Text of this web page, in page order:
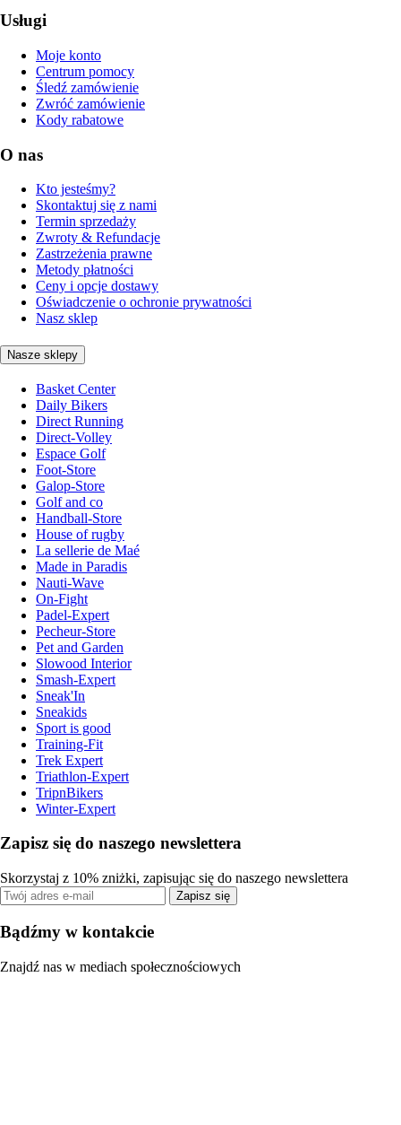
Usługi
Moje konto
Centrum pomocy
Śledź zamówienie
Zwróć zamówienie
Kody rabatowe
O nas
Kto jesteśmy?
Skontaktuj się z nami
Termin sprzedaży
Zwroty & Refundacje
Zastrzeżenia prawne
Metody płatności
Ceny i opcje dostawy
Oświadczenie o ochronie prywatności
Nasz sklep
Nasze sklepy
Basket Center
Daily Bikers
Direct Running
Direct-Volley
Espace Golf
Foot-Store
Galop-Store
Golf and co
Handball-Store
House of rugby
La sellerie de Maé
Made in Paradis
Nauti-Wave
On-Fight
Padel-Expert
Pecheur-Store
Pet and Garden
Slowood Interior
Smash-Expert
Sneak'In
Sneakids
Sport is good
Training-Fit
Trek Expert
Triathlon-Expert
TripnBikers
Winter-Expert
Zapisz się do naszego newslettera
Skorzystaj z 10% zniżki, zapisując się do naszego newslettera
Zapisz się
Bądźmy w kontakcie
Znajdź nas w mediach społecznościowych